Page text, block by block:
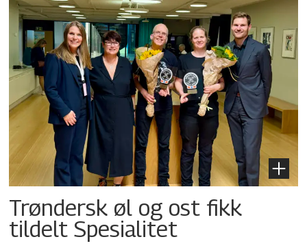
Trøndersk øl og ost fikk
tildelt Spesialitet